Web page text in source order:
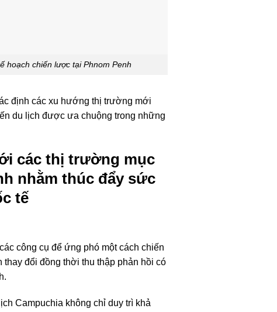
hoạch chiến lược tại Phnom Penh
định các xu hướng thị trường mới
du lịch được ưa chuộng trong những
các thị trường mục
nhằm thúc đẩy sức
tế
công cụ để ứng phó một cách chiến
đổi đồng thời thu thập phản hồi có
Campuchia không chỉ duy trì khả